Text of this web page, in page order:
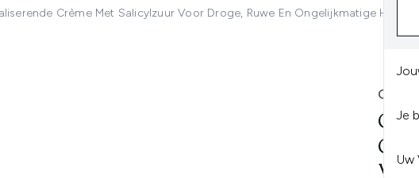
Je
Uw
Crème Met Salicylzuur Voor Droge, Ruwe En Ongelijkmatige Huid